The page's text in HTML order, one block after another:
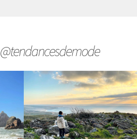
@tendancesdemode